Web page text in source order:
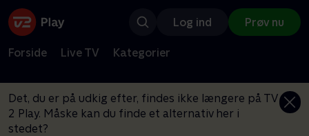
Log ind Prøv nu
Forside Live TV Kategorier
Det, du er på udkig efter, findes ikke længere på TV
2 Play. Måske kan du finde et alternativ her i
stedet?